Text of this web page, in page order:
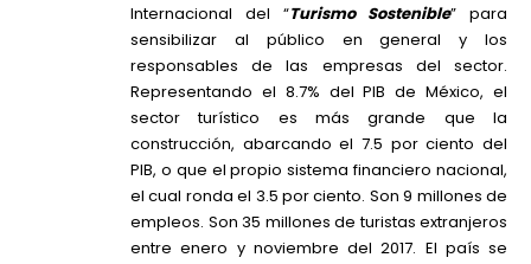
Internacional del “Turismo Sostenible” para
sensibilizar al público en general y los
responsables de las empresas del sector.
Representando el 8.7% del PIB de México, el
sector turístico es más grande que la
construcción, abarcando el 7.5 por ciento del
PIB, o que el propio sistema financiero nacional,
el cual ronda el 3.5 por ciento. Son 9 millones de
empleos. Son 35 millones de turistas extranjeros
entre enero y noviembre del 2017. El país se